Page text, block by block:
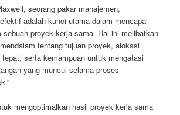
seorang pakar manajemen,
adalah kunci utama dalam mencapai
proyek kerja sama. Hal ini melibatkan
tentang tujuan proyek, alokasi
serta kemampuan untuk mengatasi
yang muncul selama proses
mengoptimalkan hasil proyek kerja sama